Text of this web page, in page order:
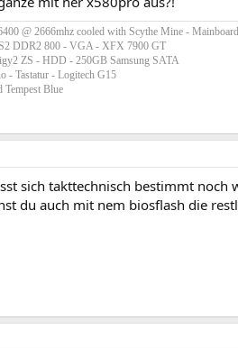
@ 2666mhz cooled with Scythe Mine -
DDR2 800 - VGA - XFX 7900 GT
ZS - HDD - 250GB Samsung SATA
- Tastatur - Logitech G15
Tempest Blue
sich takttechnisch bestimmt noch
du auch mit nem biosflash die